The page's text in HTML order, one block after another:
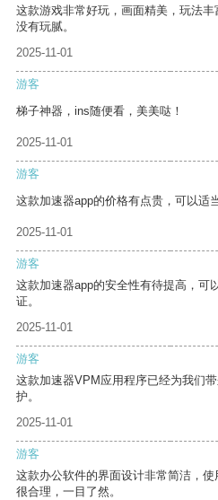
这款游戏非常好玩，画面精美，玩法
没有玩腻。
2025-11-01
游客
梯子神器，ins随便看，美美哒！
2025-11-01
游客
这款加速器app的价格有点贵，可以适
2025-11-01
游客
这款加速器app的安全性有待提高，可
证。
2025-11-01
游客
这款加速器VPM应用程序已经为我们
护。
2025-11-01
游客
这款办公软件的界面设计非常简洁，
很合理，一目了然。